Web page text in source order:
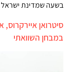
בשעה שמדינת
סיטרואן איירקרוס,
במבחן השוואתי